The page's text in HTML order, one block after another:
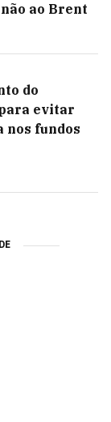
ao Brent
do
evitar
nos fundos